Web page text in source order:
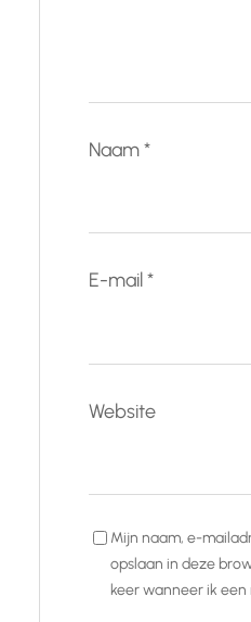
Naam*
E-mail*
Website
Mijn naam, e-
opslaan in deze
keer wanneer ik